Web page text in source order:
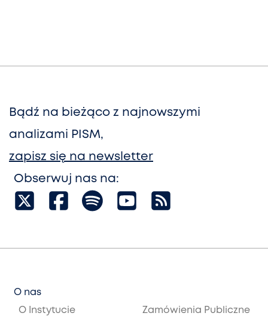
Bądź na bieżąco z najnowszymi
analizami PISM,
zapisz się na newsletter
Obserwuj nas na:
O nas
O Instytucie
Zamówienia Publiczne